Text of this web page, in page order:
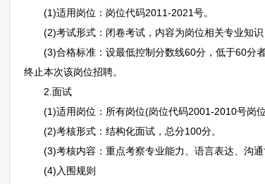
(1)适用岗位：岗位代码2011-2021号。
(2)考试形式：闭卷考试，内容为岗位相关专业知识
(3)合格标准：设最低控制分数线60分，低于60分者
终止本次该岗位招聘。
2.面试
(1)适用岗位：所有岗位(岗位代码2001-2010号岗位
(2)考核形式：结构化面试，总分100分。
(3)考核内容：重点考察专业能力、语言表达、沟通
(4)入围规则